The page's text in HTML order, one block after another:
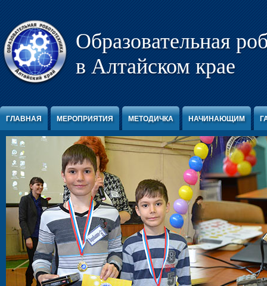
Образовательная
в Алтайском крае
ГЛАВНАЯ МЕРОПРИЯТИЯ МЕТОДИЧКА НАЧИНАЮЩИМ